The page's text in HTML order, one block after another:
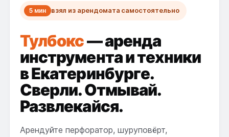
5 мин взял из арендомата самостоятельно
Тулбокс— аренда
инструмента и техники
в Екатеринбурге.
Сверли. Отмывай.
Развлекайся.
Арендуйте перфоратор, шуруповёрт,